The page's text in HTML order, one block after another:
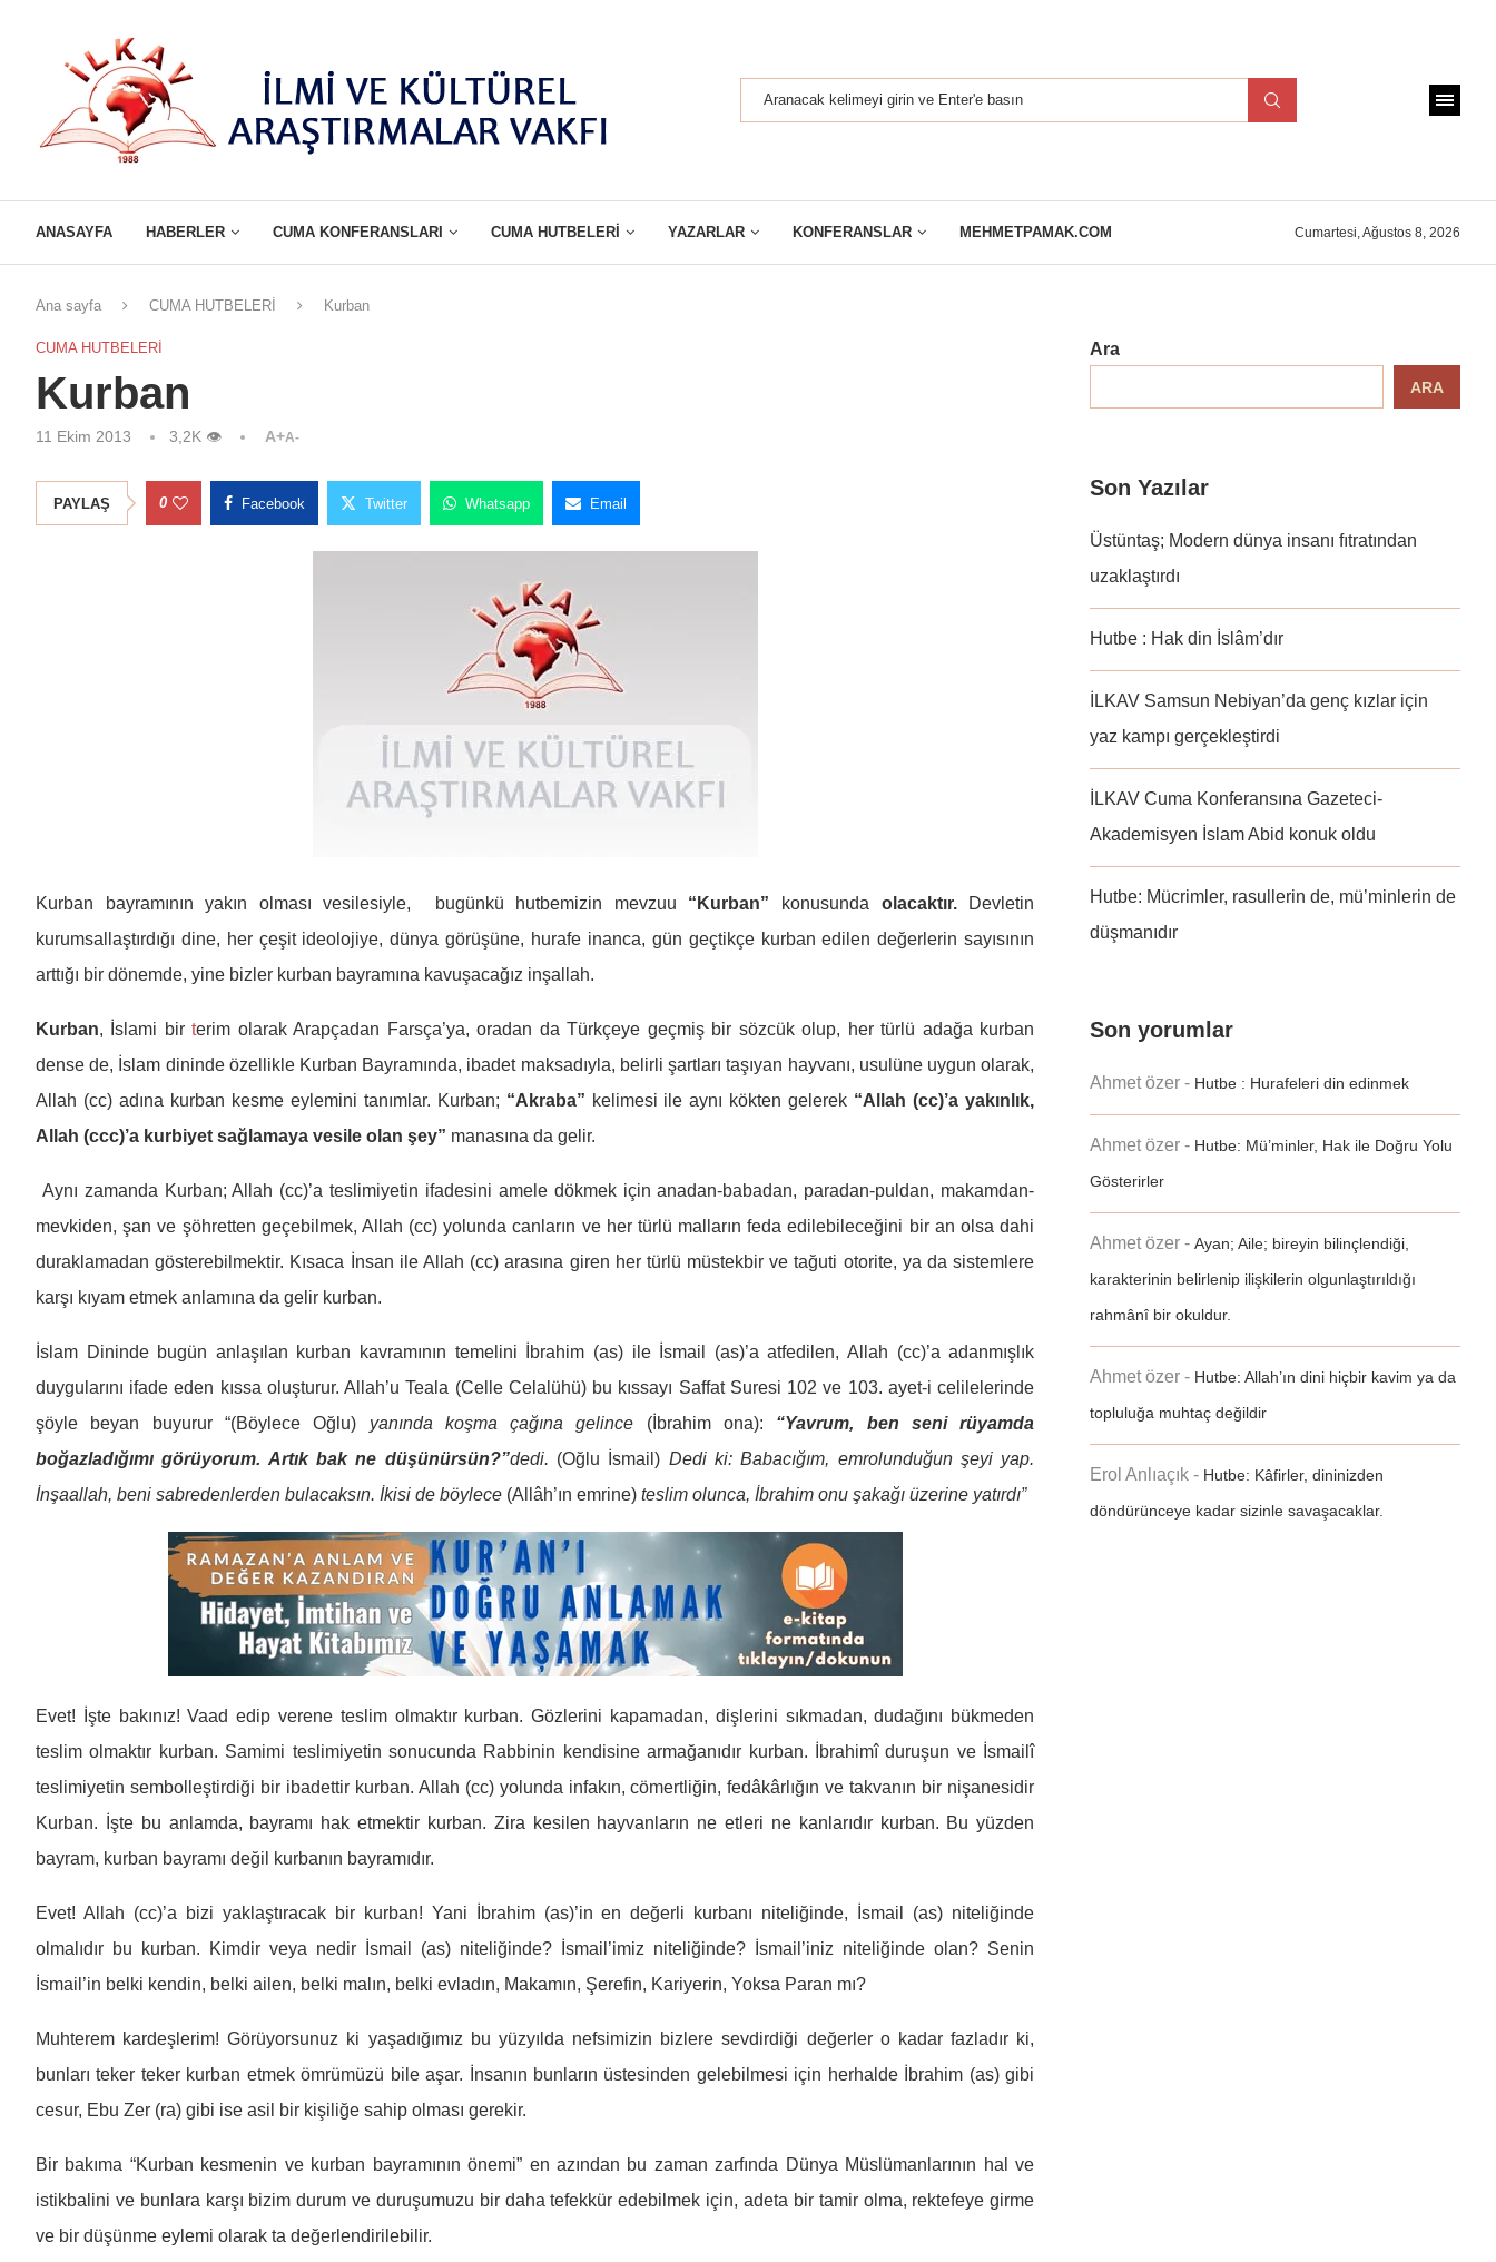
ANASAYFA HABERLER CUMA KONFERANSLARI CUMA HUTBELERI YAZARLAR KONFERANSLAR MEHMETPAMAK.COM Cumartesi, Ağustos 8, 2026
Ana sayfa CUMA HUTBELERİ Kurban
CUMA HUTBELERİ
Kurban
11 Ekim 2013 3,2K 👁 A+A-
PAYLAŞ 0 Facebook Twitter Whatsapp Email
Kurban bayramının yakın olması vesilesiyle, bugünkü hutbemizin mevzuu “Kurban” konusunda olacaktır.
Devletin
kurumsallaştırdığı dine, her çeşit ideolojiye, dünya görüşüne, hurafe inanca, gün geçtikçe kurban edilen değerlerin sayısının
arttığı bir dönemde, yine bizler kurban bayramına kavuşacağız inşallah.
Kurban, İslami birterim olarak Arapçadan Farsça’ya, oradan da Türkçeye geçmiş bir sözcük olup, her türlü adağa kurban
dense de, İslam dininde özellikle Kurban Bayramında, ibadet maksadıyla, belirli şartları taşıyan hayvanı, usulüne uygun olarak,
Allah (cc) adına kurban kesme eylemini tanımlar. Kurban; “Akraba” kelimesi ile aynı kökten gelerek “Allah (cc)’a yakınlık,
Allah (ccc)’a kurbiyet sağlamaya vesile olan şey” manasına da gelir.
Aynı zamanda Kurban; Allah (cc)’a teslimiyetin ifadesini amele dökmek için anadan-babadan, paradan-puldan, makamdan-
mevkiden, şan ve şöhretten geçebilmek, Allah (cc) yolunda canların ve her türlü malların feda edilebileceğini bir an olsa dahi
duraklamadan gösterebilmektir. Kısaca İnsan ile Allah (cc) arasına giren her türlü müstekbir ve tağuti otorite, ya da sistemlere
karşı kıyam etmek anlamına da gelir kurban.
İslam Dininde bugün anlaşılan kurban kavramının temelini İbrahim (as) ile İsmail (as)’a atfedilen, Allah (cc)’a adanmışlık
duygularını ifade eden kıssa oluşturur. Allah’u Teala (Celle Celalühü) bu kıssayı Saffat Suresi 102 ve 103. ayet-i celilelerinde
şöyle beyan buyurur “(Böylece Oğlu) yanında koşma çağına gelince (İbrahim ona): “Yavrum, ben seni rüyamda
boğazladığımı görüyorum. Artık bak ne düşünürsün?”dedi. (Oğlu İsmail) Dedi ki: Babacığım, emrolunduğun şeyi yap.
İnşaallah, beni sabredenlerden bulacaksın. İkisi de böylece (Allâh’ın emrine) teslim olunca, İbrahim onu şakağı üzerine yatırdı”
Evet! İşte bakınız! Vaad edip verene teslim olmaktır kurban. Gözlerini kapamadan, dişlerini sıkmadan, dudağını bükmeden
teslim olmaktır kurban. Samimi teslimiyetin sonucunda Rabbinin kendisine armağanıdır kurban. İbrahimî duruşun ve İsmailî
teslimiyetin sembolleştirdiği bir ibadettir kurban. Allah (cc) yolunda infakın, cömertliğin, fedâkârlığın ve takvanın bir nişanesidir
Kurban. İşte bu anlamda, bayramı hak etmektir kurban. Zira kesilen hayvanların ne etleri ne kanlarıdır kurban. Bu yüzden
bayram, kurban bayramı değil kurbanın bayramıdır.
Evet! Allah (cc)’a bizi yaklaştıracak bir kurban! Yani İbrahim (as)’in en değerli kurbanı niteliğinde, İsmail (as) niteliğinde
olmalıdır bu kurban. Kimdir veya nedir İsmail (as) niteliğinde? İsmail’imiz niteliğinde? İsmail’iniz niteliğinde olan? Senin
İsmail’in belki kendin, belki ailen, belki malın, belki evladın, Makamın, Şerefin, Kariyerin, Yoksa Paran mı?
Muhterem kardeşlerim! Görüyorsunuz ki yaşadığımız bu yüzyılda nefsimizin bizlere sevdirdiği değerler o kadar fazladır ki,
bunları teker teker kurban etmek ömrümüzü bile aşar. İnsanın bunların üstesinden gelebilmesi için herhalde İbrahim (as) gibi
cesur, Ebu Zer (ra) gibi ise asil bir kişiliğe sahip olması gerekir.
Bir bakıma “Kurban kesmenin ve kurban bayramının önemi” en azından bu zaman zarfında Dünya Müslümanlarının hal ve
istikbalini ve bunlara karşı bizim durum ve duruşumuzu bir daha tefekkür edebilmek için, adeta bir tamir olma, rektefeye girme
ve bir düşünme eylemi olarak ta değerlendirilebilir.
Ara
ARA
Son Yazılar
Üstüntaş; Modern dünya insanı fıtratından
uzaklaştırdı
Hutbe : Hak din İslâm’dır
İLKAV Samsun Nebiyan’da genç kızlar için
yaz kampı gerçekleştirdi
İLKAV Cuma Konferansına Gazeteci-
Akademisyen İslam Abid konuk oldu
Hutbe: Mücrimler, rasullerin de, mü’minlerin de
düşmanıdır
Son yorumlar
Ahmet özer - Hutbe : Hurafeleri din edinmek
Ahmet özer - Hutbe: Mü’minler, Hak ile Doğru Yolu
Gösterirler
Ahmet özer -Ayan; Aile; bireyin bilinçlendiği,
karakterinin belirlenip ilişkilerin olgunlaştırıldığı
rahmânî bir okuldur.
Ahmet özer - Hutbe: Allah’ın dini hiçbir kavim ya da
topluluğa muhtaç değildir
Erol Anlıaçık - Hutbe: Kâfirler, dininizden
döndürünceye kadar sizinle savaşacaklar.